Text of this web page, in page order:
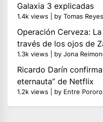
Galaxia 3 explicadas
1.4k views by Tomas Reyes
Operación Cerveza:
través de los ojos de
1.3k views by Jona
Ricardo Darín
eternauta” de Netflix
1.2k views by Entre Pororo